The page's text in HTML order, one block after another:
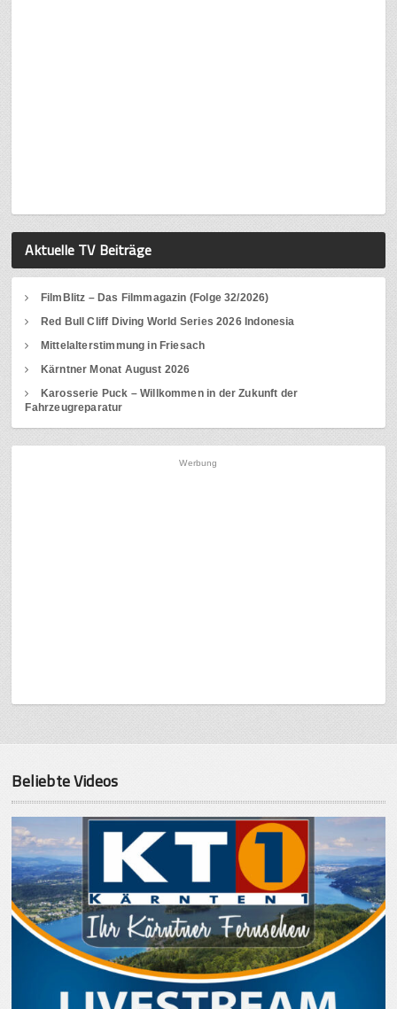
Aktuelle TV Beiträge
FilmBlitz – Das Filmmagazin (Folge 32/2026)
Red Bull Cliff Diving World Series 2026 Indonesia
Mittelalterstimmung in Friesach
Kärntner Monat August 2026
Karosserie Puck – Willkommen in der Zukunft der
Fahrzeugreparatur
Werbung
Beliebte Videos